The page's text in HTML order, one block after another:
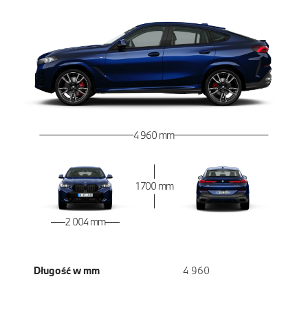
4 960 mm
2 004 mm
1 700 mm
Długość w mm 4 960